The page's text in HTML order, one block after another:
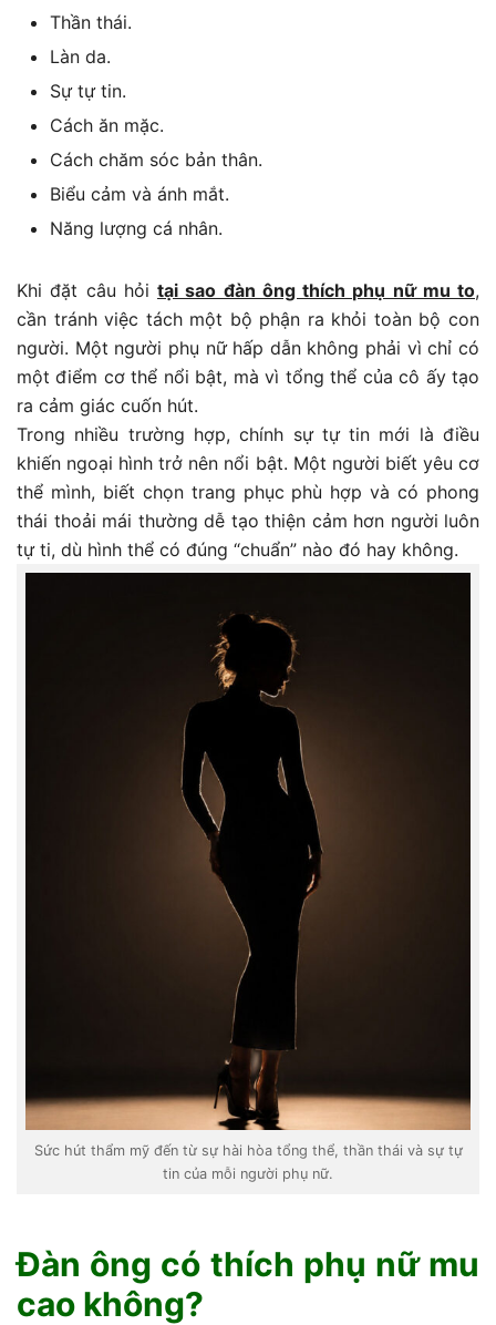
Thần thái.
Làn da.
Sự tự tin.
Cách ăn mặc.
Cách chăm sóc bản thân.
Biểu cảm và ánh mắt.
Năng lượng cá nhân.
Khi đặt câu hỏi tại sao đàn ông thích phụ nữ mu to,
cần tránh việc tách một bộ phận ra khỏi toàn bộ con
người. Một người phụ nữ hấp dẫn không phải vì chỉ có
một điểm cơ thể nổi bật, mà vì tổng thể của cô ấy tạo
ra cảm giác cuốn hút.
Trong nhiều trường hợp, chính sự tự tin mới là điều
khiến ngoại hình trở nên nổi bật. Một người biết yêu cơ
thể mình, biết chọn trang phục phù hợp và có phong
thái thoải mái thường dễ tạo thiện cảm hơn người luôn
tự ti, dù hình thể có đúng “chuẩn” nào đó hay không.
Sức hút thẩm mỹ đến từ sự hài hòa tổng thể, thần thái và sự tự
tin của mỗi người phụ nữ.
Đàn ông có thích phụ nữ mu
cao không?